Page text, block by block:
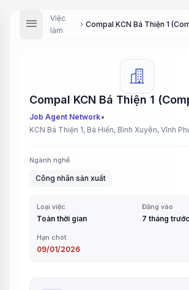
menu
Việc
làm
chevron_right
Job Agent Network•
KCN Bá Thiện 1, Bá Hiến, Bình Xuyên, Vĩnh
Ngành nghề
Công nhân sản xuất
Loại việc
Toàn thời gian
Đăng vào
7 tháng trước
Hạn chót
09/01/2026